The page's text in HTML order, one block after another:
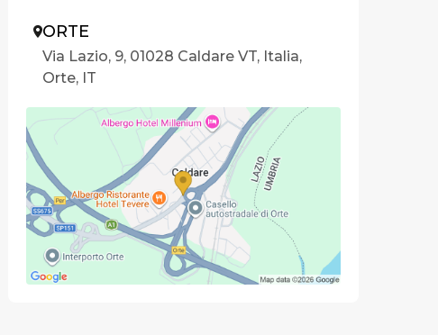
ORTE
Via Lazio, 9, 01028 Caldare VT, Italia,
Orte, IT